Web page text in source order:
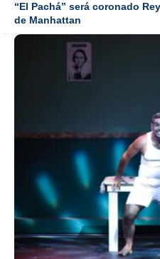
“El Pachá” será coronado
de Manhattan